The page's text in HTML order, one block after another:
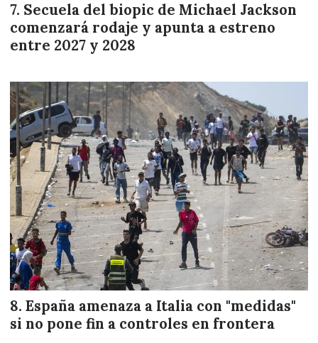
Secuela del biopic de Michael Jackson
comenzará rodaje y apunta a estreno
entre 2027 y 2028
España amenaza a Italia con "medidas"
si no pone fin a controles en frontera